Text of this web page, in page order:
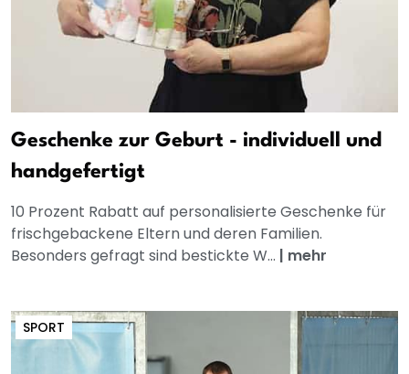
Geschenke zur Geburt - individuell und
handgefertigt
10 Prozent Rabatt auf personalisierte Geschenke für
frischgebackene Eltern und deren Familien.
Besonders gefragt sind bestickte W... | mehr
SPORT